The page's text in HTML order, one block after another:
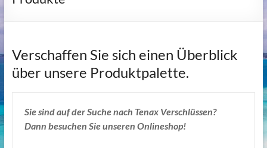
Verschaffen Sie sich einen Überblick
über unsere Produktpalette.
Sie sind auf der Suche nach Tenax Verschlüssen?
Dann besuchen Sie unseren Onlineshop!